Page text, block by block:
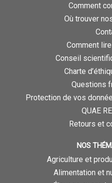
Comment
Où trouver
Comment
Conseil
Charte
Questions
Protection de vos
QUAE
Retours et
NOS
Agriculture et
Alimentation et